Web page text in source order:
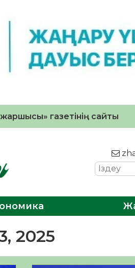
газетінің сайты
2025